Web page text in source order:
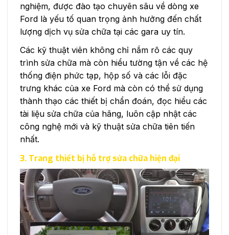
nghiệm, được đào tạo chuyên sâu về dòng xe
Ford là yếu tố quan trọng ảnh hưởng đến chất
lượng dịch vụ sửa chữa tại các gara uy tín.
Các kỹ thuật viên không chỉ nắm rõ các quy
trình sửa chữa mà còn hiểu tường tận về các hệ
thống điện phức tạp, hộp số và các lỗi đặc
trưng khác của xe Ford mà còn có thể sử dụng
thành thạo các thiết bị chẩn đoán, đọc hiểu các
tài liệu sửa chữa của hãng, luôn cập nhật các
công nghệ mới và kỹ thuật sửa chữa tiên tiến
nhất.
3. Trang thiết bị hỗ trợ sửa chữa hiện đại